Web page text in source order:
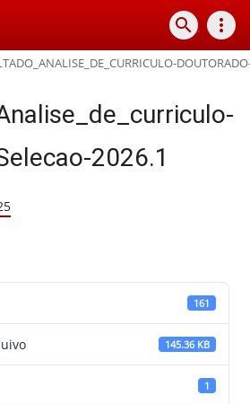
search more_vert
2026.1
161
145.36 KB
1